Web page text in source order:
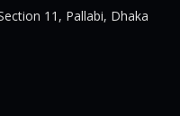
11, Pallabi, Dhaka